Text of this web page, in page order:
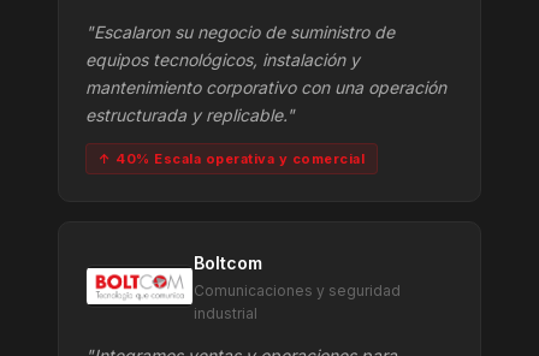
"Escalaron su negocio de suministro de
equipos tecnológicos, instalación y
mantenimiento corporativo con una operación
estructurada y replicable."
↑ 40% Escala operativa y comercial
Boltcom
Comunicaciones y seguridad
industrial